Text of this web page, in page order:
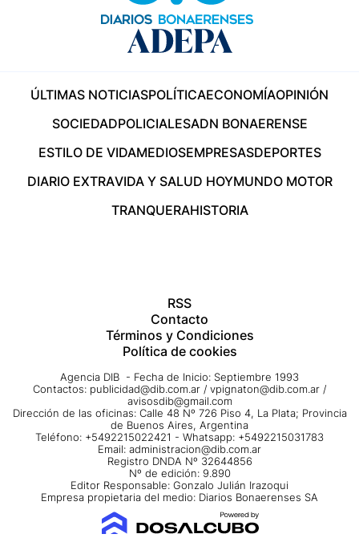
ÚLTIMAS NOTICIASPOLÍTICAECONOMÍAOPINIÓN
SOCIEDADPOLICIALESADN BONAERENSE
ESTILO DE VIDAMEDIOSEMPRESASDEPORTES
DIARIO EXTRAVIDA Y SALUD HOYMUNDO MOTOR
TRANQUERAHISTORIA
RSS
Contacto
Términos y Condiciones
Política de cookies
Agencia DIB - Fecha de Inicio: Septiembre 1993
Contactos: publicidad@dib.com.ar / vpignaton@dib.com.ar /
avisosdib@gmail.com
Dirección de las oficinas: Calle 48 Nº 726 Piso 4, La Plata; Provincia
de Buenos Aires, Argentina
Teléfono: +5492215022421 - Whatsapp: +5492215031783
Email: administracion@dib.com.ar
Registro DNDA Nº 32644856
Nº de edición: 9.890
Editor Responsable: Gonzalo Julián Irazoqui
Empresa propietaria del medio: Diarios Bonaerenses SA